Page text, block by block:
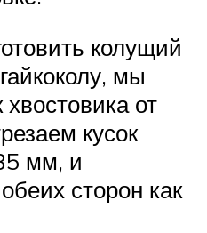
колущий
мы
от
кусок
мм, и
сторон как